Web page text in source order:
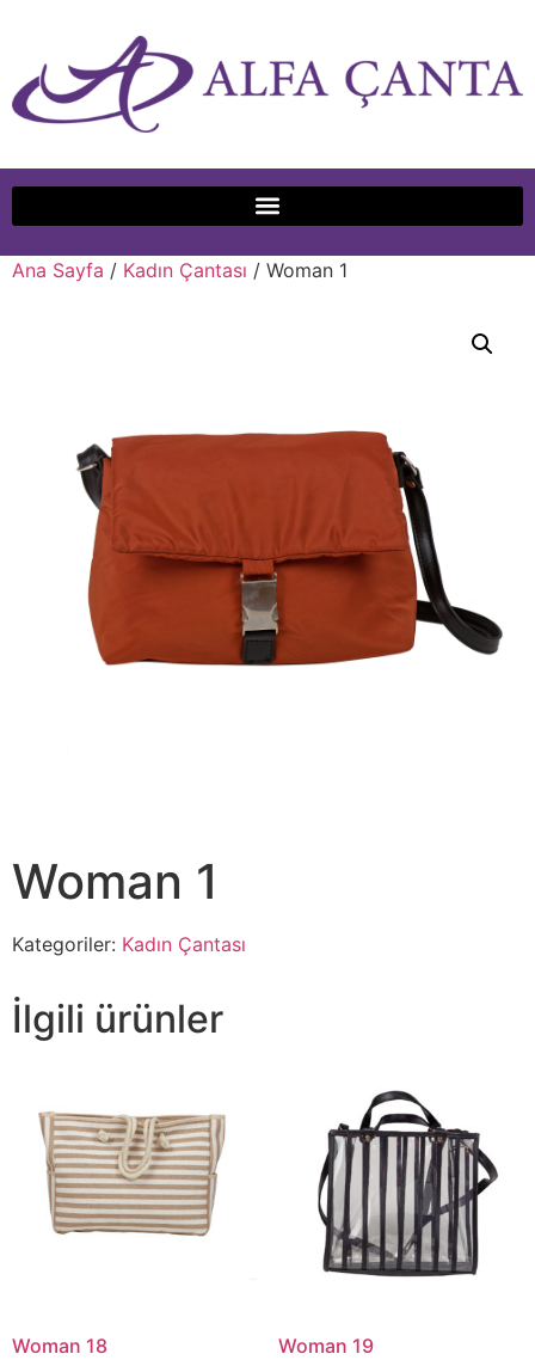
Ana Sayfa / Kadın Çantası / Woman 1
Woman 1
Kategoriler: Kadın Çantası
İlgili ürünler
Woman 18 Woman 19